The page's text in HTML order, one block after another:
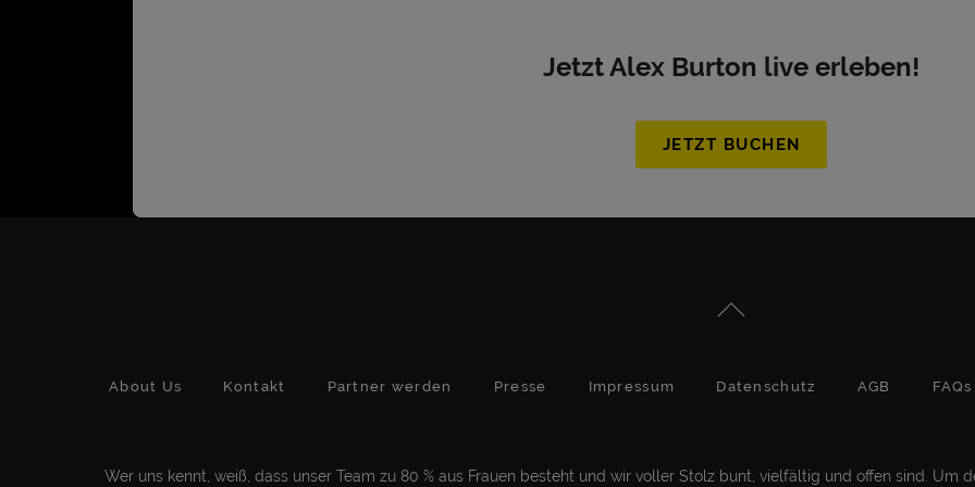
Jetzt Alex Burton live erleben!
JETZT BUCHEN
About Us Kontakt Partner werden Presse Impressum Datenschutz AGB FAQs
Wer uns kennt, weiß, dass unser Team zu 80 % aus Frauen besteht und wir voller Stolz bunt, vielfältig und offen sind. Um